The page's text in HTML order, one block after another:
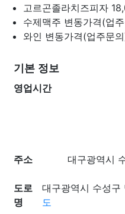
고르곤졸라치즈피자
수제맥주 변동가격(업
와인 변동가격(업주문
기본 정보
영업시간
주소 대구광역시
도로
명
대구광역시 수성
도